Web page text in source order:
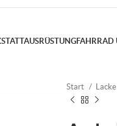
FAHRRAD
Start Lacke